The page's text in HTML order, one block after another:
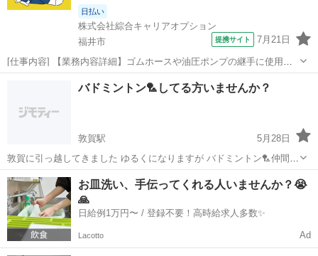
日払い
株式会社綜合キャリアオプション
福井市
提携サイト 7月21日
[仕事内容] 【業務内容詳細】ゴムホースや油圧ポンプの継手に使用さ
れる金属部品の仕分けと運搬を行う作業です。 袋に入っている製品を
指定の数と合っているか確認後品番ごとのボックスに投入。 一定数溜
仕分け
バドミントン🏸してる方いませんか？
敦賀駅
5月28日
敦賀に引っ越してきました ゆるくになりますが バドミントン🏸仲間に
入れてほしいです🙇‍♀
福井 敦賀市 敦賀駅 バドミントン 仲間
お皿洗い、手伝ってくれる人いませんか？😭
🙏
日給例1万円〜 / 登録不要！高時給求人多数✨
Lacotto Ad